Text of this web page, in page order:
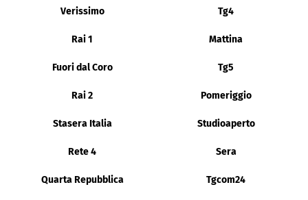
Verissimo Tg4
Rai 1 Mattina
Fuori dal Coro Tg5
Rai 2 Pomeriggio
Stasera Italia Studioaperto
Rete 4 Sera
Quarta Repubblica Tgcom24